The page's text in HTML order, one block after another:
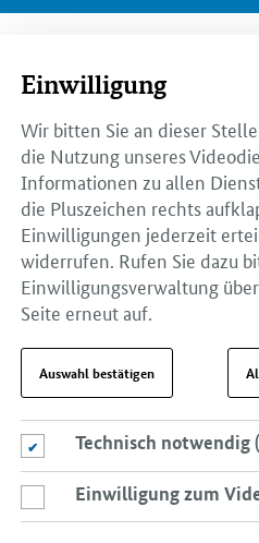
Einwilligung
Wir bitten Sie an dieser
die Nutzung unseres
Informationen zu allen
die Pluszeichen rechts
Einwilligungen jederzeit
widerrufen. Rufen Sie dazu
Einwilligungsverwaltung
Seite erneut auf.
Auswahl bestätigen
Technisch notwendig
Technisch notwendig
Einwilligung zum
Einwilligung zum